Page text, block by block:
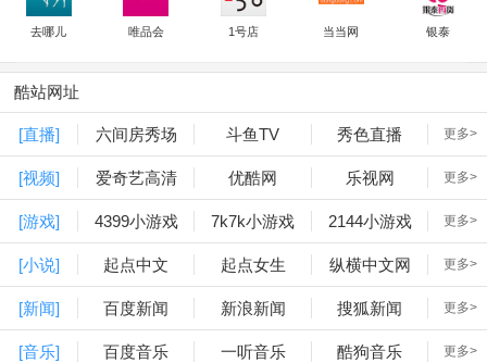
去哪儿 唯品会 1号店 当当网 银泰
酷站网址
[直播] 六间房秀场 斗鱼TV 秀色直播 更多>
[视频] 爱奇艺高清 优酷网 乐视网 更多>
[游戏] 4399小游戏 7k7k小游戏 2144小游戏 更多>
[小说] 起点中文 起点女生 纵横中文网 更多>
[新闻] 百度新闻 新浪新闻 搜狐新闻 更多>
[音乐] 百度音乐 一听音乐 酷狗音乐 更多>